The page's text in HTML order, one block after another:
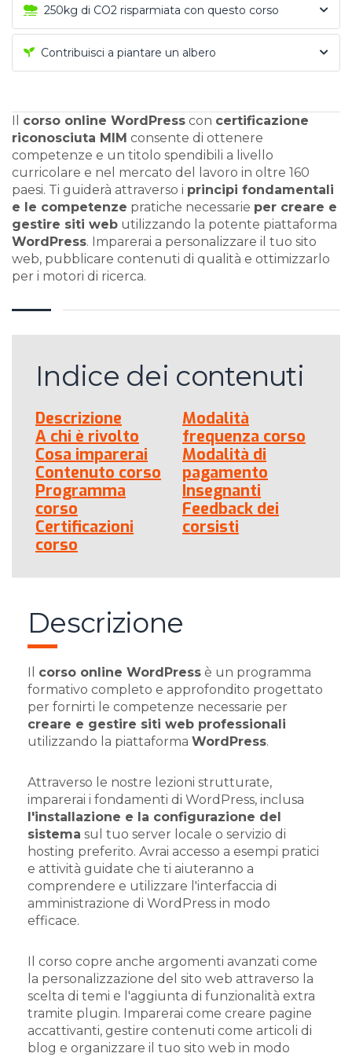
250kg di CO2 risparmiata con questo corso
Contribuisci a piantare un albero
corso online WordPress con certificazione
riconosciuta MIM consente di ottenere
competenze e un titolo spendibili a livello
curricolare e nel mercato del lavoro in oltre 160
paesi. Ti guiderà attraverso i principi fondamentali
e le competenze pratiche necessarie per creare e
gestire siti web utilizzando la potente piattaforma
WordPress. Imparerai a personalizzare il tuo sito
web, pubblicare contenuti di qualità e ottimizzarlo
per i motori di ricerca.
Indice dei contenuti
Descrizione
A chi è rivolto
Cosa imparerai
Contenuto corso
Programma
corso
Certificazioni
corso
Modalità
frequenza corso
Modalità di
pagamento
Insegnanti
Feedback dei
corsisti
Descrizione
corso online WordPress è un programma
formativo completo e approfondito progettato
per fornirti le competenze necessarie per
creare e gestire siti web professionali
utilizzando la piattaforma WordPress.
Attraverso le nostre lezioni strutturate,
imparerai i fondamenti di WordPress, inclusa
l'installazione e la configurazione del
sistema sul tuo server locale o servizio di
hosting preferito. Avrai accesso a esempi pratici
e attività guidate che ti aiuteranno a
comprendere e utilizzare l'interfaccia di
amministrazione di WordPress in modo
efficace.
Il corso copre anche argomenti avanzati come
la personalizzazione del sito web attraverso la
scelta di temi e l'aggiunta di funzionalità extra
tramite plugin. Imparerai come creare pagine
accattivanti, gestire contenuti come articoli di
blog e organizzare il tuo sito web in modo